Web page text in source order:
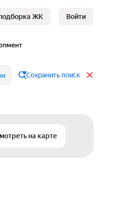
ЖК Войти
Сохранить поиск
на карте